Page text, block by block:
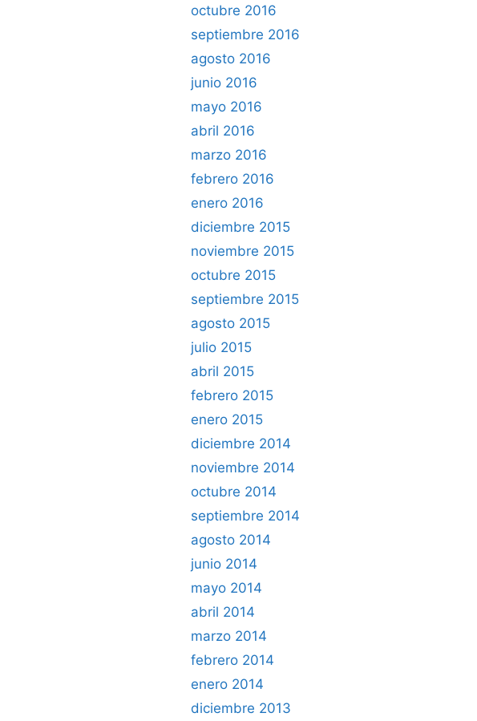
octubre 2016
septiembre 2016
agosto 2016
junio 2016
mayo 2016
abril 2016
marzo 2016
febrero 2016
enero 2016
diciembre 2015
noviembre 2015
octubre 2015
septiembre 2015
agosto 2015
julio 2015
abril 2015
febrero 2015
enero 2015
diciembre 2014
noviembre 2014
octubre 2014
septiembre 2014
agosto 2014
junio 2014
mayo 2014
abril 2014
marzo 2014
febrero 2014
enero 2014
diciembre 2013